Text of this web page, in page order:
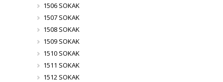
1506 SOKAK
1507 SOKAK
1508 SOKAK
1509 SOKAK
1510 SOKAK
1511 SOKAK
1512 SOKAK